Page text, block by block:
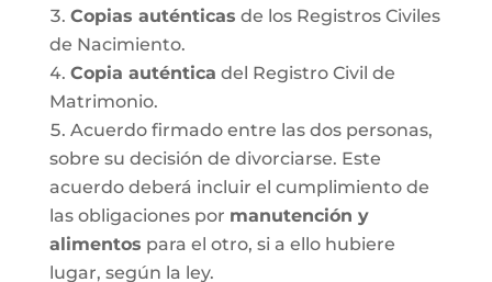
Copias auténticas de los Registros Civiles
de Nacimiento.
Copia auténtica del Registro Civil de
Matrimonio.
Acuerdo firmado entre las dos personas,
sobre su decisión de divorciarse. Este
acuerdo deberá incluir el cumplimiento de
las obligaciones por manutención y
alimentos para el otro, si a ello hubiere
lugar, según la ley.